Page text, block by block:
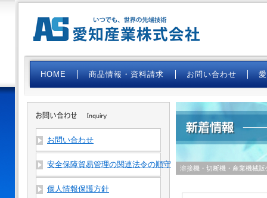
HOME 商品情報・資料請求 お問い合わせ
溶接機・切断機・産業機械
お問い合わせ
安全保障貿易管理の関連法令の順守
個人情報保護方針